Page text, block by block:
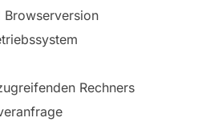
Rechners